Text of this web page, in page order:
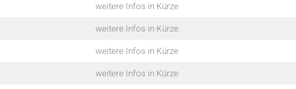
weitere Infos in Kürze
weitere Infos in Kürze
weitere Infos in Kürze
weitere Infos in Kürze